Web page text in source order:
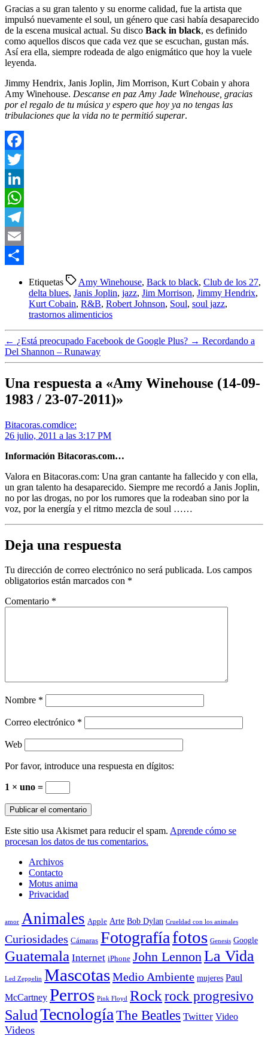
Gracias a su gran talento y su enorme calidad, fue la artista que
impulsó nuevamente el soul, un género que casi había desaparecido
de la escena musical actual. Su disco Back in black, es definido
como aquellos discos que cada vez que se escuchan, gustan más.
Así era ella, siempre rodeada de algo enigmático que hoy la vuele
leyenda.
Jimmy Hendrix, Janis Joplin, Jim Morrison, Kurt Cobain y ahora
Amy Winehouse. Descanse en paz Amy Jade Winehouse, gracias
por el regalo de tu música y espero que hoy ya no tengas las
tribulaciones que la vida no te permitió superar.
Facebook
Twitter
LinkedIn
WhatsApp
Telegram
Email
Etiquetas Amy Winehouse, Back to black, Club de los 27,
delta blues, Janis Joplin, jazz, Jim Morrison, Jimmy Hendrix,
Kurt Cobain, R&B, Robert Johnson, Soul, soul jazz,
trastornos alimenticios
← ¿Está preocupado Facebook de Google Plus? → Recordando a
Del Shannon – Runaway
Una respuesta a «Amy Winehouse (14-09-
1983 / 23-07-2011)»
Bitacoras.comdice:
26 julio, 2011 a las 3:17 PM
Información Bitacoras.com…
Valora en Bitacoras.com: Una gran cantante ha fallecido y con ella,
un gran talento ha desaparecido. Siempre me recordó a Janis Joplin,
no por las drogas, no por los rumores que la rodeaban sino por la
voz, por la energía y el ritmo mezcla de soul ……
Deja una respuesta
Tu dirección de correo electrónico no será publicada. Los campos
obligatorios están marcados con *
Comentario *
Nombre *
Correo electrónico *
Web
Por favor, introduce una respuesta en dígitos:
1 × uno =
Este sitio usa Akismet para reducir el spam. Aprende cómo se
procesan los datos de tus comentarios.
Archivos
Contacto
Motus anima
Privacidad
amor Animales Apple Arte Bob Dylan Crueldad con los animales
Curiosidades Cámaras Fotografíafotos Genesis Google
Guatemala Internet iPhone John LennonLa Vida
Led Zeppelin MascotasMedio Ambiente mujeres Paul
McCartney Perros Pink Floyd Rockrock progresivo
SaludTecnologíaThe Beatles Twitter Video
Videos